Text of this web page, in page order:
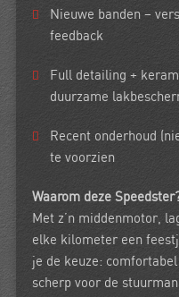
Nieuwe banden –
feedback
Full detailing +
duurzame
Recent onderhoud
te voorzien
Waarom deze
Met z’n middenmotor,
elke kilometer een
je de keuze:
scherp voor de